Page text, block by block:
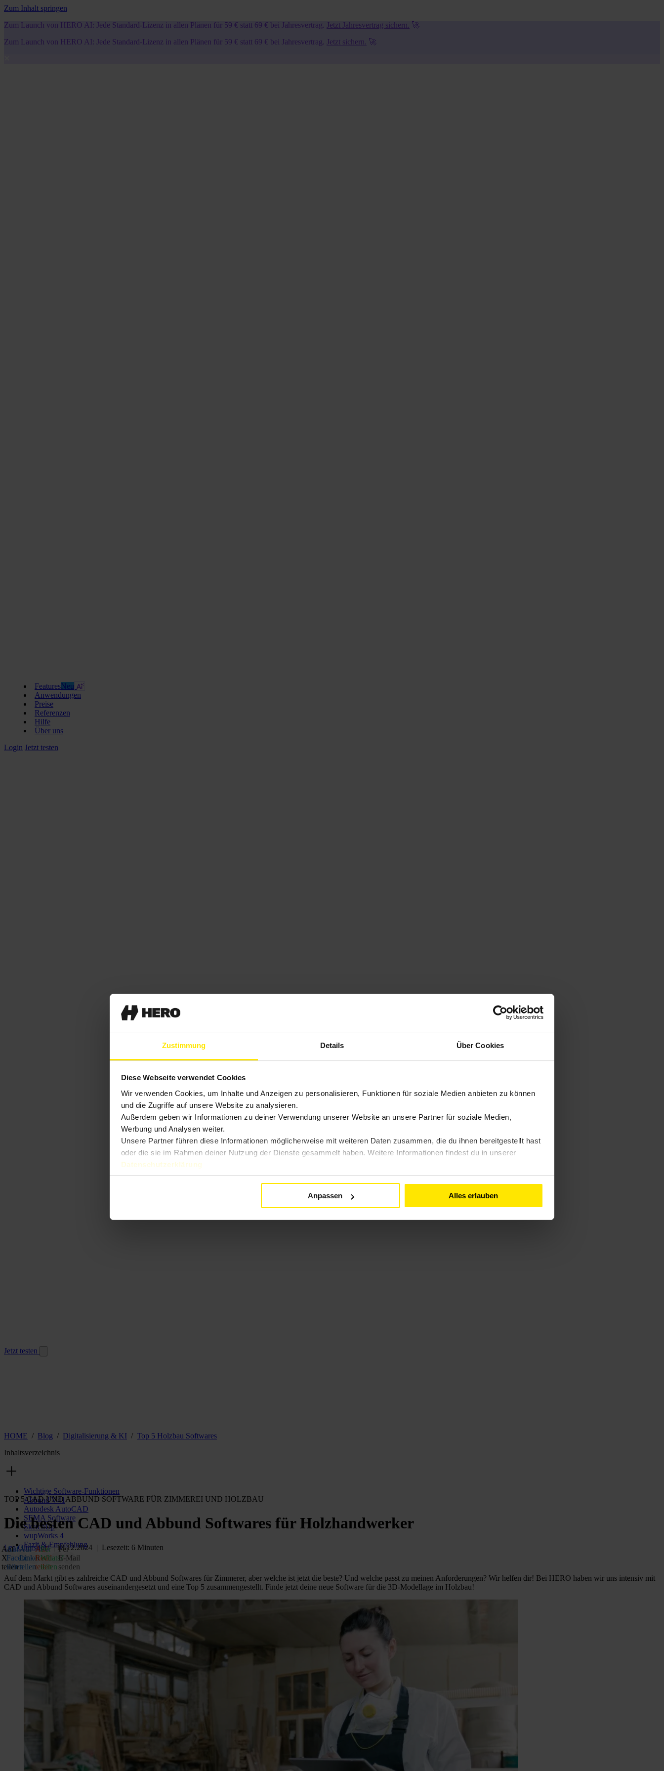
Zustimmung Details Über Cookies
Diese Webseite verwendet Cookies
Wir verwenden Cookies, um Inhalte und Anzeigen zu personalisieren, Funktionen für soziale Medien anbieten zu können
und die Zugriffe auf unsere Website zu analysieren.
Außerdem geben wir Informationen zu deiner Verwendung unserer Website an unsere Partner für soziale Medien,
Werbung und Analysen weiter.
Unsere Partner führen diese Informationen möglicherweise mit weiteren Daten zusammen, die du ihnen bereitgestellt hast
oder die sie im Rahmen deiner Nutzung der Dienste gesammelt haben. Weitere Informationen findest du in unserer
Datenschutzerklärung
Anpassen Alles erlauben
Zum Inhalt springen
Zum Launch von HERO AI: Jede Standard-Lizenz in allen Plänen für 59 € statt 69 € bei Jahresvertrag. Jetzt Jahresvertrag sichern. 🚀
Zum Launch von HERO AI: Jede Standard-Lizenz in allen Plänen für 59 € statt 69 € bei Jahresvertrag. Jetzt sichern. 🚀
FeaturesNeu
Anwendungen
Preise
Referenzen
Hilfe
Über uns
Login Jetzt testen
Jetzt testen
HOME / Blog / Digitalisierung & KI / Top 5 Holzbau Softwares
Inhaltsverzeichnis
Wichtige Software-Funktionen
Abbund V41
Autodesk AutoCAD
SEMA Software
SketchUp
wupWorks 4
Fazit & Empfehlung
TOP 5 CAD UND ABBUND SOFTWARE FÜR ZIMMEREI UND HOLZBAU
Die besten CAD und Abbund Softwares für Holzhandwerker
Lea Oltersdorf | 13.12.2024 | Lesezeit: 6 Minuten
Auf
X
teilen
Auf
Facebook
teilen
Auf
LinkedIn
teilen
Auf
Reddit
teilen
Per
WhatsApp
teilen
Per
E‑Mail
senden
Auf dem Markt gibt es zahlreiche CAD und Abbund Softwares für Zimmerer, aber welche ist jetzt die beste? Und welche passt zu meinen Anforderungen? Wir helfen dir! Bei HERO haben wir uns intensiv mit
CAD und Abbund Softwares auseinandergesetzt und eine Top 5 zusammengestellt. Finde jetzt deine neue Software für die 3D-Modellage im Holzbau!